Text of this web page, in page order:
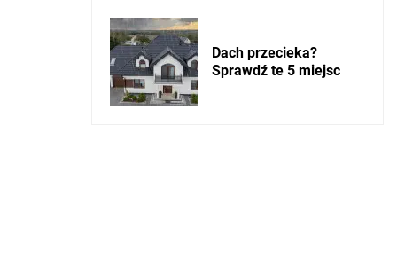
Dach przecieka?
Sprawdź te 5 miejsc